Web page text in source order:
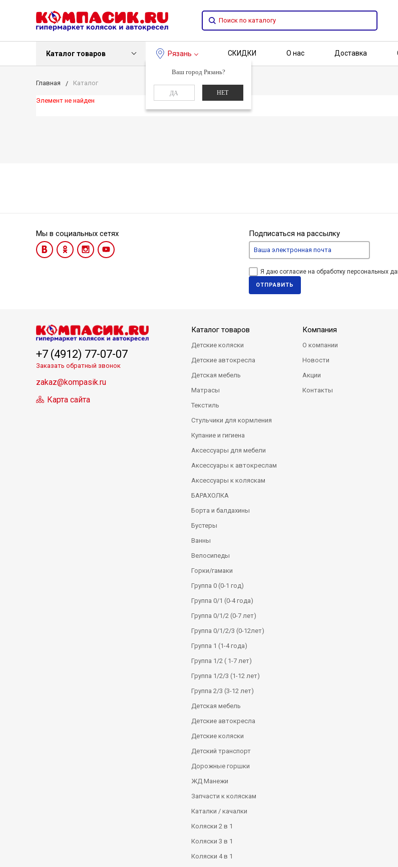
Каталог товаров Рязань
Ваш город Рязань?
ДА НЕТ
СКИДКИ О нас Доставка
Главная Каталог
Элемент не найден
Мы в социальных сетях Подписаться на рассылку
Я даю согласие на обработку персональных
ОТПРАВИТЬ
+7 (4912) 77-07-07
Заказать обратный звонок
zakaz@kompasik.ru
Карта сайта
Каталог товаров
Детские коляски
Детские автокресла
Детская мебель
Матрасы
Текстиль
Стульчики для кормления
Купание и гигиена
Аксессуары для мебели
Аксессуары к автокреслам
Аксессуары к коляскам
БАРАХОЛКА
Борта и балдахины
Бустеры
Ванны
Велосипеды
Горки/гамаки
Группа 0 (0-1 год)
Группа 0/1 (0-4 года)
Группа 0/1/2 (0-7 лет)
Группа 0/1/2/3 (0-12лет)
Группа 1 (1-4 года)
Группа 1/2 ( 1-7 лет)
Группа 1/2/3 (1-12 лет)
Группа 2/3 (3-12 лет)
Детская мебель
Детские автокресла
Детские коляски
Детский транспорт
Дорожные горшки
ЖД Манежи
Запчасти к коляскам
Каталки / качалки
Коляски 2 в 1
Коляски 3 в 1
Коляски 4 в 1
Компания
О компании
Новости
Акции
Контакты